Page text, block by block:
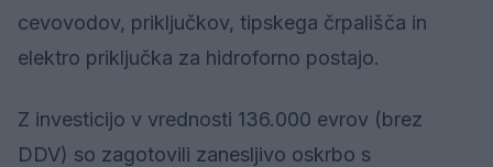
cevovodov, priključkov, tipskega črpališča in
elektro priključka za hidroforno postajo.
Z investicijo v vrednosti 136.000 evrov (brez
DDV) so zagotovili zanesljivo oskrbo s